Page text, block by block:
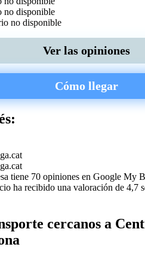
no disponible
no disponible
Ver las opiniones
Cómo llegar
tiene 70 opiniones en Google My
ha recibido una valoración de 4,7
cercanos a